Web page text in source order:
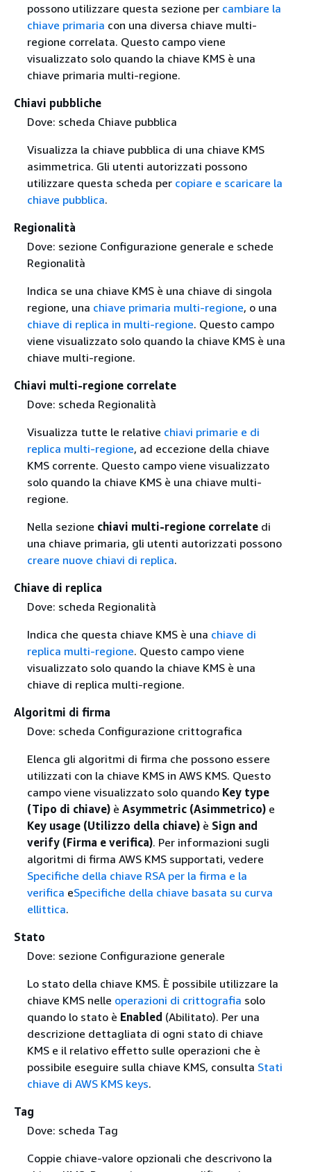
possono utilizzare questa sezione per cambiare la
chiave primaria con una diversa chiave multi-
regione correlata. Questo campo viene
visualizzato solo quando la chiave KMS è una
chiave primaria multi-regione.
Chiavi pubbliche
Dove: scheda Chiave pubblica
Visualizza la chiave pubblica di una chiave KMS
asimmetrica. Gli utenti autorizzati possono
utilizzare questa scheda per copiare e scaricare la
chiave pubblica.
Regionalità
Dove: sezione Configurazione generale e schede
Regionalità
Indica se una chiave KMS è una chiave di singola
regione, una chiave primaria multi-regione, o una
chiave di replica in multi-regione. Questo campo
viene visualizzato solo quando la chiave KMS è una
chiave multi-regione.
Chiavi multi-regione correlate
Dove: scheda Regionalità
Visualizza tutte le relative chiavi primarie e di
replica multi-regione, ad eccezione della chiave
KMS corrente. Questo campo viene visualizzato
solo quando la chiave KMS è una chiave multi-
regione.
Nella sezione chiavi multi-regione correlatedi
una chiave primaria, gli utenti autorizzati possono
creare nuove chiavi di replica.
Chiave di replica
Dove: scheda Regionalità
Indica che questa chiave KMS è una chiave di
replica multi-regione. Questo campo viene
visualizzato solo quando la chiave KMS è una
chiave di replica multi-regione.
Algoritmi di firma
Dove: scheda Configurazione crittografica
Elenca gli algoritmi di firma che possono essere
utilizzati con la chiave KMS in AWS KMS. Questo
campo viene visualizzato solo quando Key type
(Tipo di chiave)è Asymmetric (Asimmetrico)e
Key usage (Utilizzo della chiave)è Sign and
verify (Firma e verifica). Per informazioni sugli
algoritmi di firma AWS KMS supportati, vedere
Specifiche della chiave RSA per la firma e la
verifica eSpecifiche della chiave basata su curva
ellittica.
Stato
Dove: sezione Configurazione generale
Lo stato della chiave KMS. È possibile utilizzare la
chiave KMS nelle operazioni di crittografia solo
quando lo stato è Enabled (Abilitato). Per una
descrizione dettagliata di ogni stato di chiave
KMS e il relativo effetto sulle operazioni che è
possibile eseguire sulla chiave KMS, consulta Stati
chiave di AWS KMS keys.
Tag
Dove: scheda Tag
Coppie chiave-valore opzionali che descrivono la